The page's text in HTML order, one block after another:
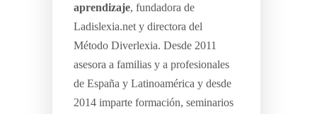
aprendizaje, fundadora de
Ladislexia.net y directora del
Método Diverlexia. Desde 2011
asesora a familias y a profesionales
de España y Latinoamérica y desde
2014 imparte formación, seminarios